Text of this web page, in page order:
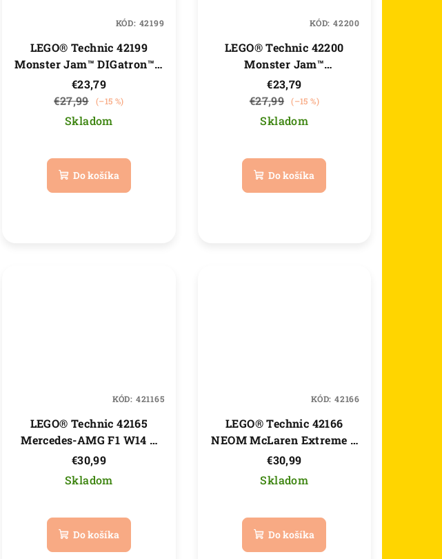
LEGO® Technic 42199
Monster Jam™ DIGatron™ s
naťahovacím motorom
€23,79
€27,99
(–15 %)
Skladom
hodnotenie
produktu
je
Do košíka
KÓD: 42199
LEGO® Technic 42200
Monster Jam™
ThunderROARus™ s
naťahovacím motorom
€23,79
€27,99
(–15 %)
Skladom
hodnotenie
produktu
je
Do košíka
KÓD: 42200
LEGO® Technic 42165
Mercedes-AMG F1 W14 E
Performance Pull-Back
€30,99
Skladom
hodnotenie
produktu
je
Do košíka
KÓD: 421165
LEGO® Technic 42166
NEOM McLaren Extreme E
Race Car
€30,99
Skladom
hodnotenie
produktu
je
Do košíka
KÓD: 42166